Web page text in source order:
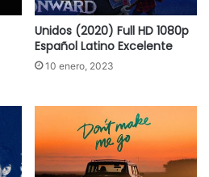
Unidos (2020) Full HD 1080p
Español Latino Excelente
10 enero, 2023